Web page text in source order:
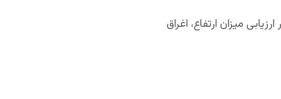
میزان ارتفاع، اغراق